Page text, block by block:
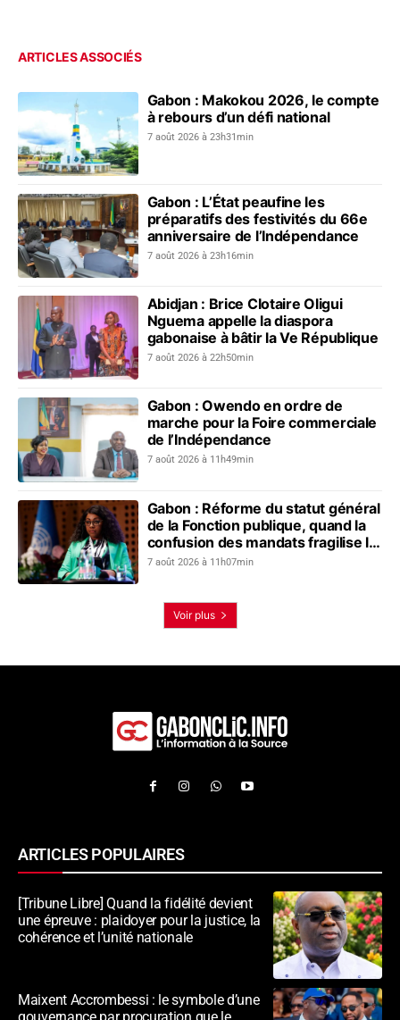
ARTICLES ASSOCIÉS
Gabon : Makokou 2026, le compte
à rebours d’un défi national
7 août 2026 à 23h31min
Gabon : L’État peaufine les
préparatifs des festivités du 66e
anniversaire de l’Indépendance
7 août 2026 à 23h16min
Abidjan : Brice Clotaire Oligui
Nguema appelle la diaspora
gabonaise à bâtir la Ve République
7 août 2026 à 22h50min
Gabon : Owendo en ordre de
marche pour la Foire commerciale
de l’Indépendance
7 août 2026 à 11h49min
Gabon : Réforme du statut général
de la Fonction publique, quand la
confusion des mandats fragilise le
dialogue social
7 août 2026 à 11h07min
Voir plus
ARTICLES POPULAIRES
[Tribune Libre] Quand la fidélité devient
une épreuve : plaidoyer pour la justice, la
cohérence et l’unité nationale
Maixent Accrombessi : le symbole d’une